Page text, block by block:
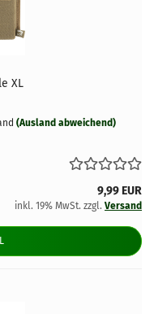
XL
(Ausland abweichend)
9,99 EUR
inkl. 19% MwSt. zzgl. Versand